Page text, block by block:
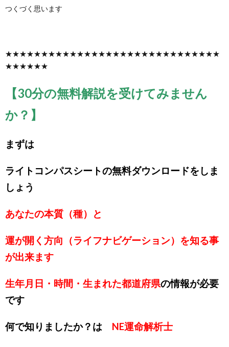
つくづく思います
★★★★★★★★★★★★★★★★★★★★★★★★★★★★★★
★★★★★★
【30分の無料解説を受けてみません
か？】
まずは
ライトコンパスシートの無料ダウンロードをしま
しょう
あなたの本質（種）と
運が開く方向（ライフナビゲーション）を知る事
が出来ます
生年月日・時間・生まれた都道府県の情報が必要
です
何で知りましたか？は NE運命解析士